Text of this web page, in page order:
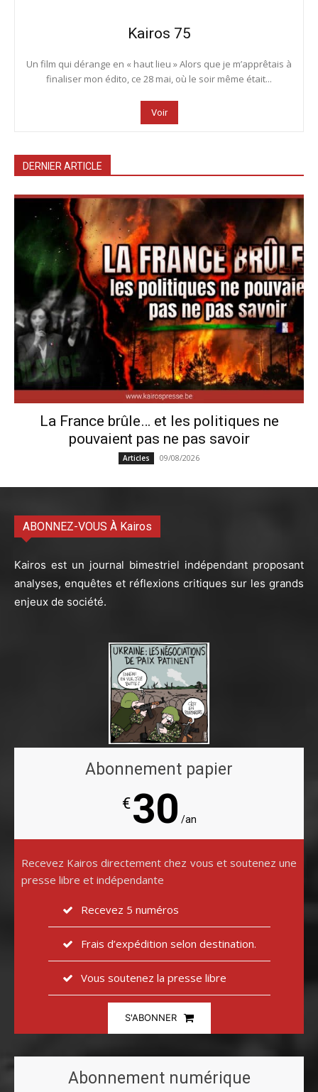
Kairos 75
Un film qui dérange en « haut lieu » Alors que je m’apprêtais à
finaliser mon édito, ce 28 mai, où le soir même était...
Voir
DERNIER ARTICLE
La France brûle… et les politiques ne
pouvaient pas ne pas savoir
Articles 09/08/2026
ABONNEZ-VOUS À Kairos
Kairos est un journal bimestriel indépendant proposant
analyses, enquêtes et réflexions critiques sur les grands
enjeux de société.
Abonnement papier
€30 /an
Recevez Kairos directement chez vous et soutenez une
presse libre et indépendante
Recevez 5 numéros
Frais d’expédition selon destination.
Vous soutenez la presse libre
S'ABONNER
Abonnement numérique